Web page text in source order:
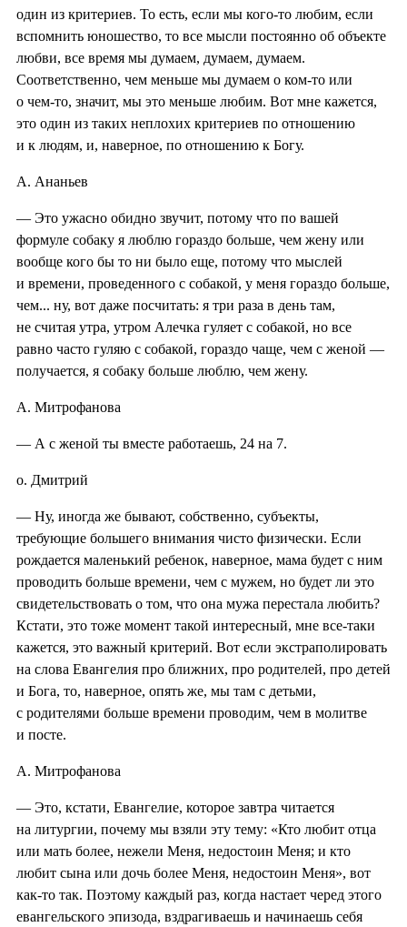
один из критериев. То есть, если мы кого-то любим, если
вспомнить юношество, то все мысли постоянно об объекте
любви, все время мы думаем, думаем, думаем.
Соответственно, чем меньше мы думаем о ком-то или
о чем-то, значит, мы это меньше любим. Вот мне кажется,
это один из таких неплохих критериев по отношению
и к людям, и, наверное, по отношению к Богу.
А. Ананьев
— Это ужасно обидно звучит, потому что по вашей
формуле собаку я люблю гораздо больше, чем жену или
вообще кого бы то ни было еще, потому что мыслей
и времени, проведенного с собакой, у меня гораздо больше,
чем... ну, вот даже посчитать: я три раза в день там,
не считая утра, утром Алечка гуляет с собакой, но все
равно часто гуляю с собакой, гораздо чаще, чем с женой —
получается, я собаку больше люблю, чем жену.
А. Митрофанова
— А с женой ты вместе работаешь, 24 на 7.
о. Дмитрий
— Ну, иногда же бывают, собственно, субъекты,
требующие большего внимания чисто физически. Если
рождается маленький ребенок, наверное, мама будет с ним
проводить больше времени, чем с мужем, но будет ли это
свидетельствовать о том, что она мужа перестала любить?
Кстати, это тоже момент такой интересный, мне все-таки
кажется, это важный критерий. Вот если экстраполировать
на слова Евангелия про ближних, про родителей, про детей
и Бога, то, наверное, опять же, мы там с детьми,
с родителями больше времени проводим, чем в молитве
и посте.
А. Митрофанова
— Это, кстати, Евангелие, которое завтра читается
на литургии, почему мы взяли эту тему: «Кто любит отца
или мать более, нежели Меня, недостоин Меня; и кто
любит сына или дочь более Меня, недостоин Меня», вот
как-то так. Поэтому каждый раз, когда настает черед этого
евангельского эпизода, вздрагиваешь и начинаешь себя